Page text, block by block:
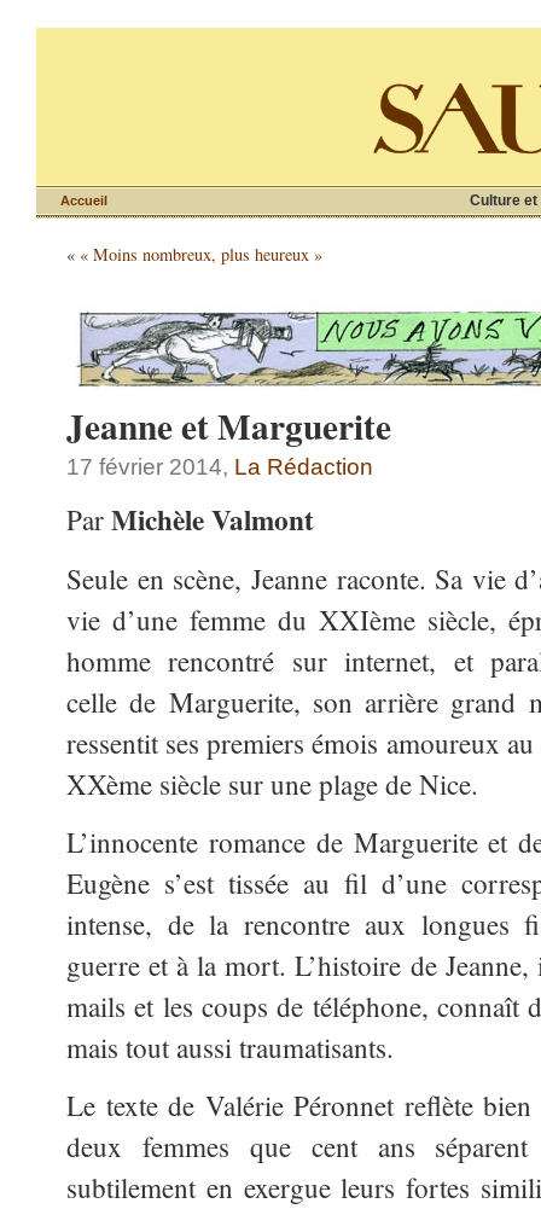
Culture et
Accueil
« « Moins nombreux, plus heureux »
Jeanne et Marguerite
17 février 2014, La Rédaction
ParMichèle Valmont
Seule en scène, Jeanne raconte. Sa vie
vie d’une femme du XXIème siècle,
homme rencontré sur internet, et
celle de Marguerite, son arrière grand
ressentit ses premiers émois amoureux
XXème siècle sur une plage de Nice.
L’innocente romance de Marguerite et
Eugène s’est tissée au fil d’une
intense, de la rencontre aux longues
guerre et à la mort. L’histoire de
mails et les coups de téléphone, connaît
mais tout aussi traumatisants.
Le texte de Valérie Péronnet reflète
deux femmes que cent ans
subtilement en exergue leurs fortes